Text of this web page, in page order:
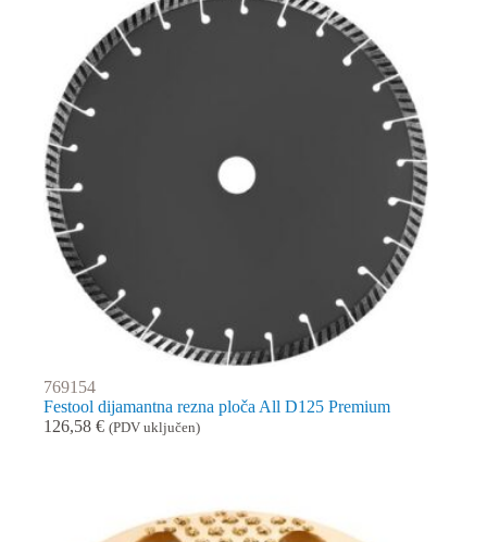
769154
Festool dijamantna rezna ploča All D125 Premium
126,58 € (PDV uključen)